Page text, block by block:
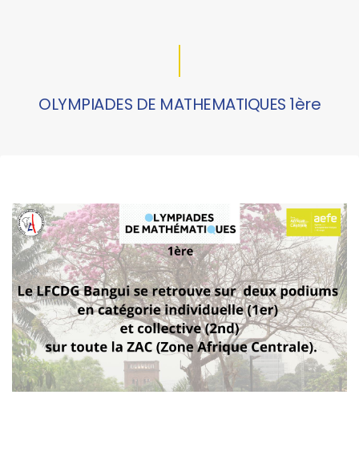
OLYMPIADES DE MATHEMATIQUES 1ère